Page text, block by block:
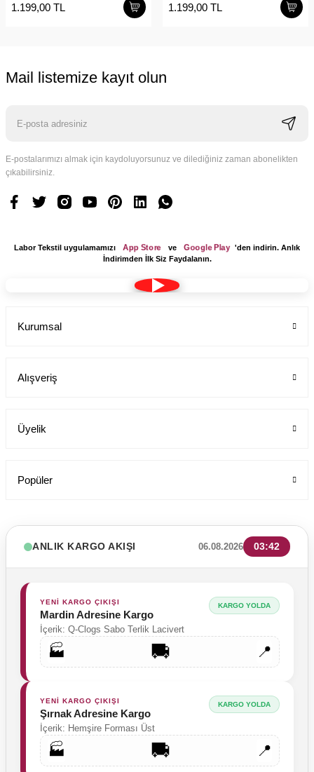
1.199,00 TL 1.199,00 TL
Mail listemize kayıt olun
E-postalarımızı almak için kaydoluyorsunuz ve dilediğiniz zaman abonelikten
çıkabilirsiniz.
Labor Tekstil uygulamamızı App Store ve Google Play 'den indirin. Anlık
İndirimden İlk Siz Faydalanın.
Kurumsal
Alışveriş
Üyelik
Popüler
ANLIK KARGO AKIŞI 06.08.2026 03:42
YENİ KARGO ÇIKIŞI
Mardin Adresine Kargo
İçerik: Q-Clogs Sabo Terlik Lacivert
KARGO YOLDA
🏭 🚚 📍
YENİ KARGO ÇIKIŞI
Şırnak Adresine Kargo
İçerik: Hemşire Forması Üst
KARGO YOLDA
🏭 🚚 📍